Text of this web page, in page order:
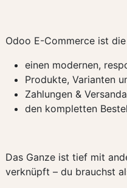
Odoo E-Commerce ist
einen modernen,
Produkte, Varianten
Zahlungen &
den kompletten
Das Ganze ist tief mit
verknüpft – du brauchst